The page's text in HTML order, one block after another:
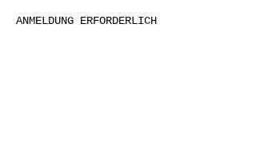
ANMELDUNG ERFORDERLICH